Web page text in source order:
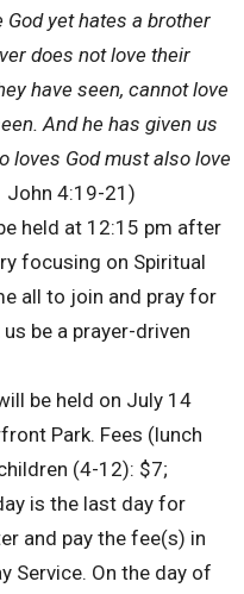
yet hates a brother
does not love their
have seen, cannot love
And he has given us
loves God must also love
John 4:19-21)
held at 12:15 pm after
focusing on Spiritual
all to join and pray for
be a prayer-driven
be held on July 14
Park. Fees (lunch
(4-12): $7;
is the last day for
and pay the fee(s) in
Service. On the day of